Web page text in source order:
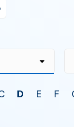
D E F